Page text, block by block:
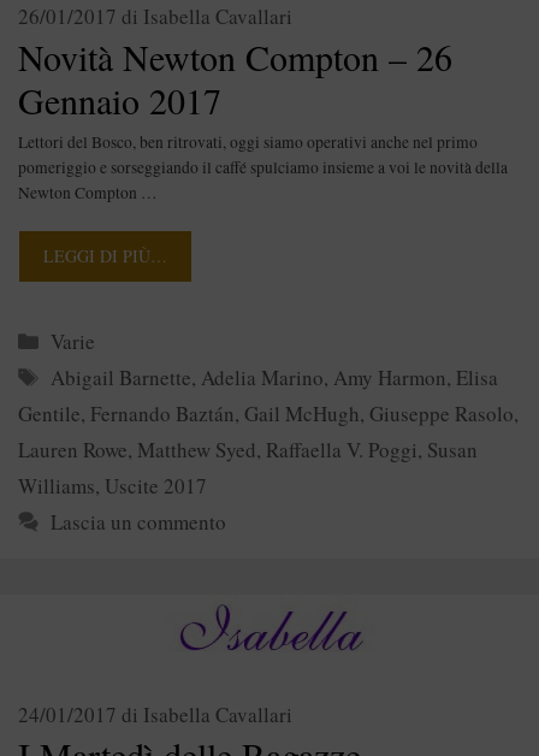
Novità Newton Compton – 26
Gennaio 2017
26/01/2017 di Isabella Cavallari
Lettori del Bosco, ben ritrovati, oggi siamo operativi anche nel primo
pomeriggio e sorseggiando il caffé spulciamo insieme a voi le novità della
Newton Compton …
LEGGI DI PIÙ…
Categorie
Varie
Tag
Abigail Barnette, Adelia Marino, Amy Harmon, Elisa
Gentile, Fernando Baztán, Gail McHugh, Giuseppe Rasolo,
Lauren Rowe, Matthew Syed, Raffaella V. Poggi, Susan
Williams, Uscite 2017
Lascia un commento
24/01/2017 di Isabella Cavallari